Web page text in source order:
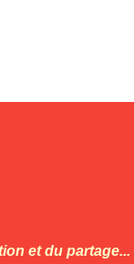
et du partage...